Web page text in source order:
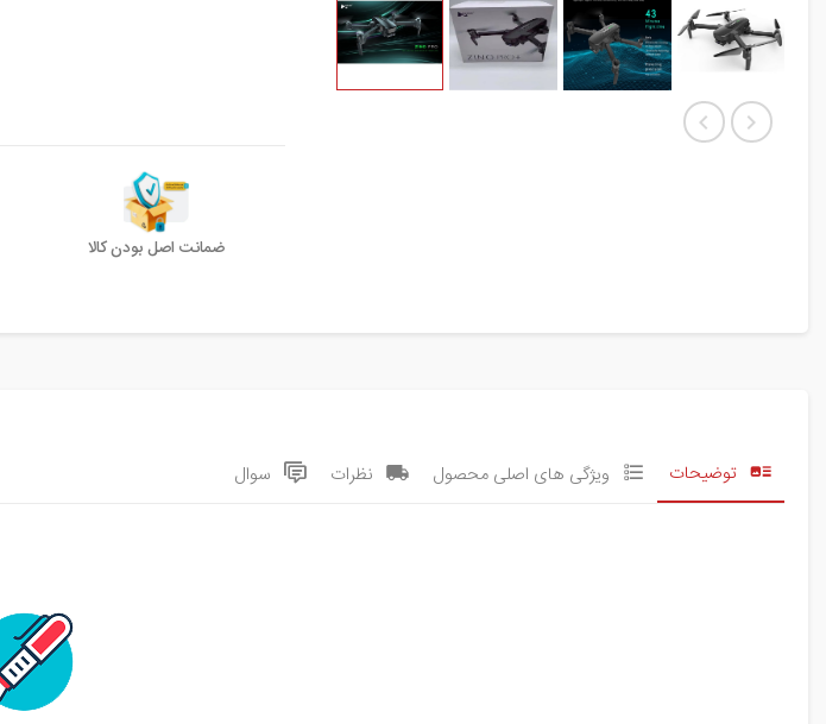
ضمانت اصل بودن کالا
توضیحات ویژگی های اصلی محصول نظرات سوال